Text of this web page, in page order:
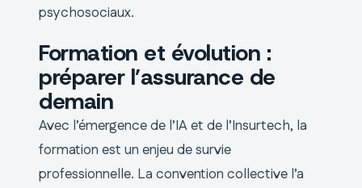
psychosociaux.
Formation et évolution :
préparer l’assurance de
demain
Avec l’émergence de l’IA et de l’Insurtech, la
formation est un enjeu de survie
professionnelle. La convention collective l’a